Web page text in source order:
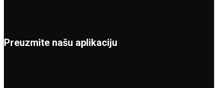
Preuzmite našu aplikaciju